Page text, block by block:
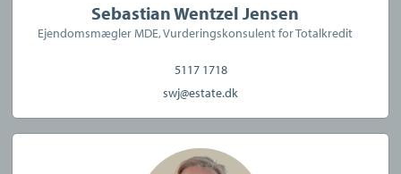
Sebastian Wentzel Jensen
Ejendomsmægler MDE, Vurderingskonsulent for Totalkredit
5117 1718
swj@estate.dk